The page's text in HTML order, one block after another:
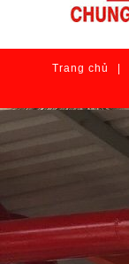
Trang chủ